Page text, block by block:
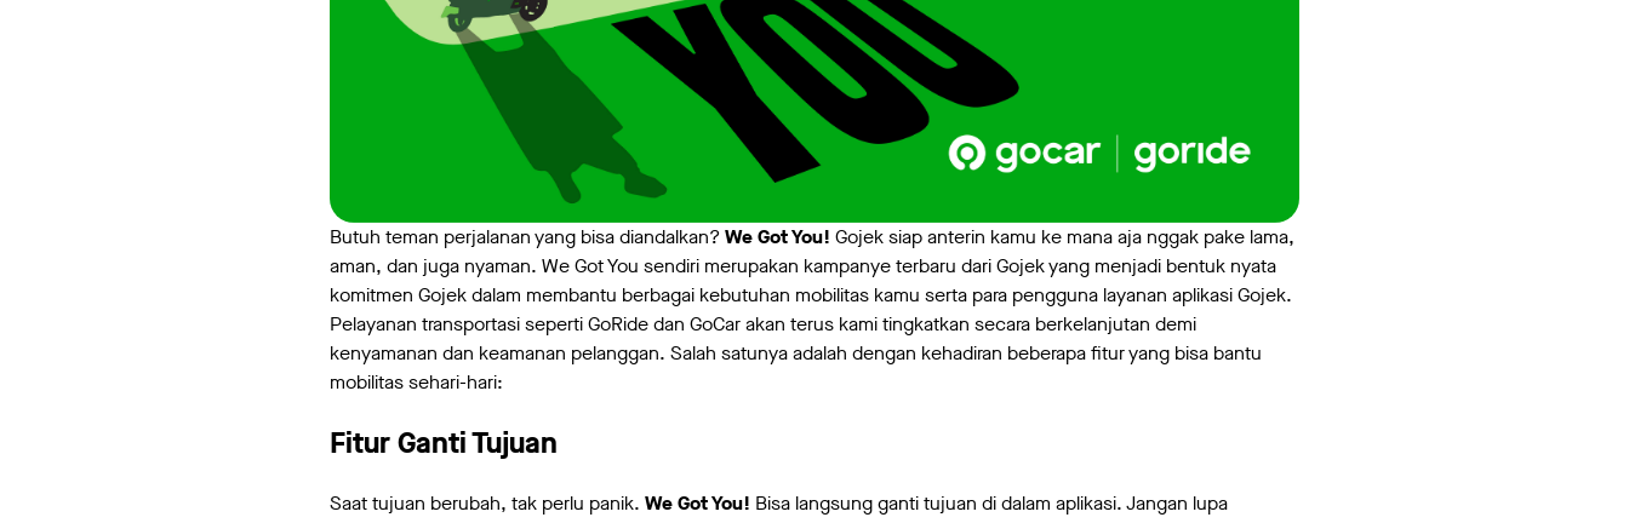
Butuh teman perjalanan yang bisa diandalkan?We Got You! Gojek siap anterin kamu ke mana aja nggak pake lama,
aman, dan juga nyaman. We Got You sendiri merupakan kampanye terbaru dari Gojek yang menjadi bentuk nyata
komitmen Gojek dalam membantu berbagai kebutuhan mobilitas kamu serta para pengguna layanan aplikasi Gojek.
Pelayanan transportasi seperti GoRide dan GoCar akan terus kami tingkatkan secara berkelanjutan demi
kenyamanan dan keamanan pelanggan. Salah satunya adalah dengan kehadiran beberapa fitur yang bisa bantu
mobilitas sehari-hari:
Fitur Ganti Tujuan
Saat tujuan berubah, tak perlu panik. We Got You! Bisa langsung ganti tujuan di dalam aplikasi. Jangan lupa